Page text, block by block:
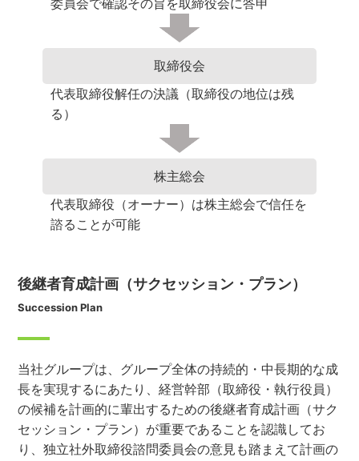
取締役会
代表取締役解任の決議（取締役の地位は残
る）
株主総会
代表取締役（オーナー）は株主総会で信任を
諮ることが可能
後継者育成計画（サクセッション・プラン）
Succession Plan
当社グループは、グループ全体の持続的・中長期的な成
長を実現するにあたり、経営幹部（取締役・執行役員）
の候補を計画的に輩出するための後継者育成計画（サク
セッション・プラン）が重要であることを認識してお
り、独立社外取締役諮問委員会の意見も踏まえて計画の